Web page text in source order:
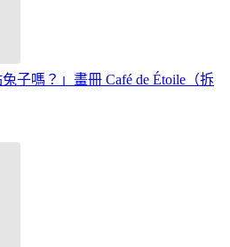
子嗎？」畫冊 Café de Étoile（拆